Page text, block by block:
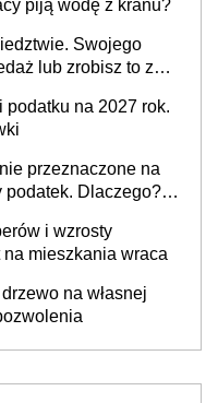
piją wodę z kranu?
Swojego
lub zrobisz to ze
na 2027 rok.
przeznaczone na
podatek. Dlaczego?
i wzrosty
mieszkania wraca
na własnej